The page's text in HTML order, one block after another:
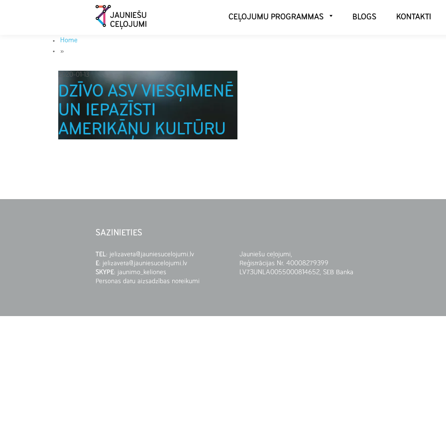
JAUNIEŠU
CEĻOJUMI
CEĻOJUMU PROGRAMMAS BLOGS KONTAKTI
Home
»
2020-01-13
DZĪVO ASV VIESĢIMENĒ
UN IEPAZĪSTI
AMERIKĀŅU KULTŪRU
SAZINIETIES
TEL: jelizaveta@jauniesucelojumi.lv
E: jelizaveta@jauniesucelojumi.lv
SKYPE: jaunimo_keliones
Personas datu aizsadzības noteikumi
Jauniešu ceļojumi,
Reģistrācijas Nr. 40008279399
LV73UNLA0055000814652, SEB Banka